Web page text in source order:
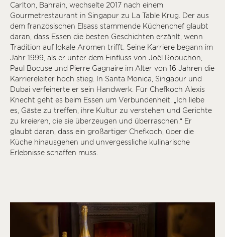
Carlton, Bahrain, wechselte 2017 nach einem
Gourmetrestaurant in Singapur zu La Table Krug. Der aus
dem französischen Elsass stammende Küchenchef glaubt
daran, dass Essen die besten Geschichten erzählt, wenn
Tradition auf lokale Aromen trifft. Seine Karriere begann im
Jahr 1999, als er unter dem Einfluss von Joël Robuchon,
Paul Bocuse und Pierre Gagnaire im Alter von 16 Jahren die
Karriereleiter hoch stieg. In Santa Monica, Singapur und
Dubai verfeinerte er sein Handwerk. Für Chefkoch Alexis
Knecht geht es beim Essen um Verbundenheit. „Ich liebe
es, Gäste zu treffen, ihre Kultur zu verstehen und Gerichte
zu kreieren, die sie überzeugen und überraschen.“ Er
glaubt daran, dass ein großartiger Chefkoch, über die
Küche hinausgehen und unvergessliche kulinarische
Erlebnisse schaffen muss.